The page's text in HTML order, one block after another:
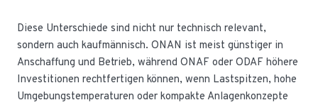
Diese Unterschiede sind nicht nur technisch relevant,
sondern auch kaufmännisch. ONAN ist meist günstiger in
Anschaffung und Betrieb, während ONAF oder ODAF höhere
Investitionen rechtfertigen können, wenn Lastspitzen, hohe
Umgebungstemperaturen oder kompakte Anlagenkonzepte